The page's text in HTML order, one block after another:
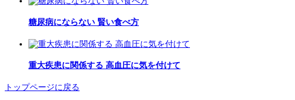
糖尿病にならない 賢い食べ方
重大疾患に関係する 高血圧に気を付けて
トップページに戻る